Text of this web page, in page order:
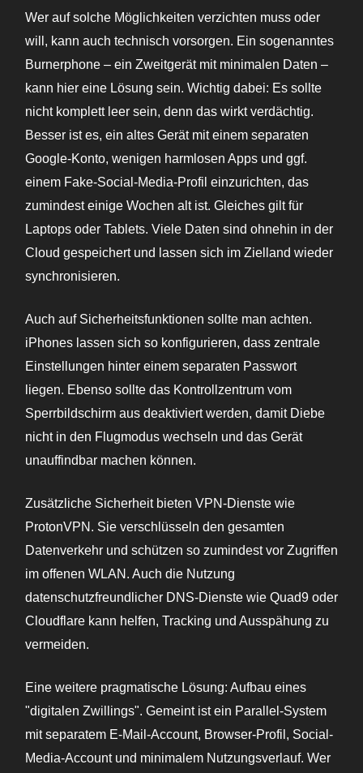
Wer auf solche Möglichkeiten verzichten muss oder
will, kann auch technisch vorsorgen. Ein sogenanntes
Burnerphone – ein Zweitgerät mit minimalen Daten –
kann hier eine Lösung sein. Wichtig dabei: Es sollte
nicht komplett leer sein, denn das wirkt verdächtig.
Besser ist es, ein altes Gerät mit einem separaten
Google-Konto, wenigen harmlosen Apps und ggf.
einem Fake-Social-Media-Profil einzurichten, das
zumindest einige Wochen alt ist. Gleiches gilt für
Laptops oder Tablets. Viele Daten sind ohnehin in der
Cloud gespeichert und lassen sich im Zielland wieder
synchronisieren.
Auch auf Sicherheitsfunktionen sollte man achten.
iPhones lassen sich so konfigurieren, dass zentrale
Einstellungen hinter einem separaten Passwort
liegen. Ebenso sollte das Kontrollzentrum vom
Sperrbildschirm aus deaktiviert werden, damit Diebe
nicht in den Flugmodus wechseln und das Gerät
unauffindbar machen können.
Zusätzliche Sicherheit bieten VPN-Dienste wie
ProtonVPN. Sie verschlüsseln den gesamten
Datenverkehr und schützen so zumindest vor Zugriffen
im offenen WLAN. Auch die Nutzung
datenschutzfreundlicher DNS-Dienste wie Quad9 oder
Cloudflare kann helfen, Tracking und Ausspähung zu
vermeiden.
Eine weitere pragmatische Lösung: Aufbau eines
"digitalen Zwillings". Gemeint ist ein Parallel-System
mit separatem E-Mail-Account, Browser-Profil, Social-
Media-Account und minimalem Nutzungsverlauf. Wer